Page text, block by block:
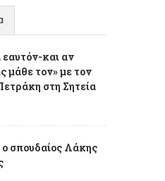
και αν
μάθε τον» με τον
στη Σητεία
σπουδαίος Λάκης